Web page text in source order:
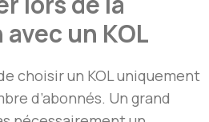
un KOL
choisir un KOL uniquement
d’abonnés. Un grand